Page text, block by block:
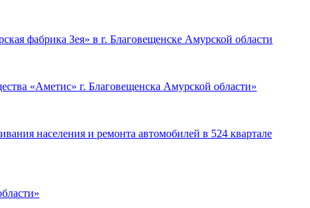
фабрика Зея» в г. Благовещенске Амурской области
«Аметис» г. Благовещенска Амурской области»
населения и ремонта автомобилей в 524 квартале